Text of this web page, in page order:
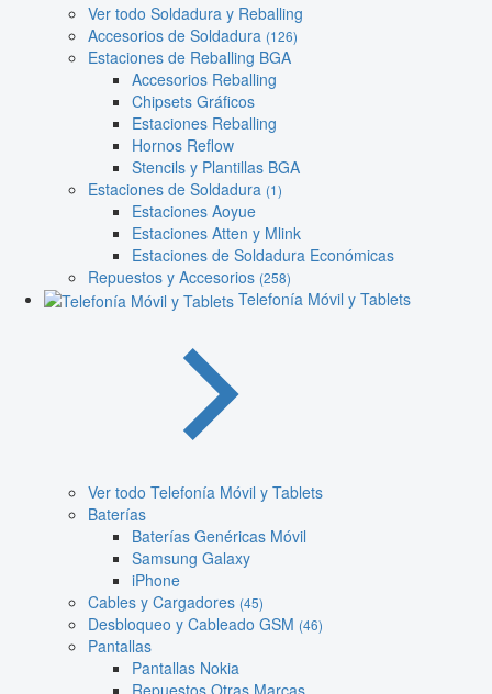
Ver todo Soldadura y Reballing
Accesorios de Soldadura (126)
Estaciones de Reballing BGA
Accesorios Reballing
Chipsets Gráficos
Estaciones Reballing
Hornos Reflow
Stencils y Plantillas BGA
Estaciones de Soldadura (1)
Estaciones Aoyue
Estaciones Atten y Mlink
Estaciones de Soldadura Económicas
Repuestos y Accesorios (258)
Telefonía Móvil y Tablets
Ver todo Telefonía Móvil y Tablets
Baterías
Baterías Genéricas Móvil
Samsung Galaxy
iPhone
Cables y Cargadores (45)
Desbloqueo y Cableado GSM (46)
Pantallas
Pantallas Nokia
Repuestos Otras Marcas